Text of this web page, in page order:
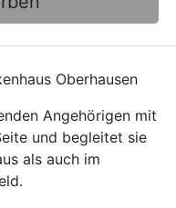
Oberhausen
Angehörigen mit
und begleitet sie
als auch im